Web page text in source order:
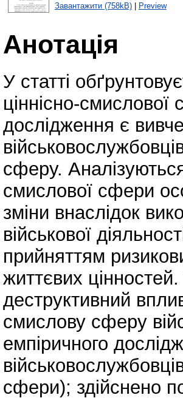
Завантажити (758kB)| Preview
Анотація
У статті
ціннісно-
дослідження є
сферу.
смислової сфери
зміни внаслідок
військової
прийняттям
життєвих
деструктивний
смислову сферу
емпіричного
сфери); здійснено